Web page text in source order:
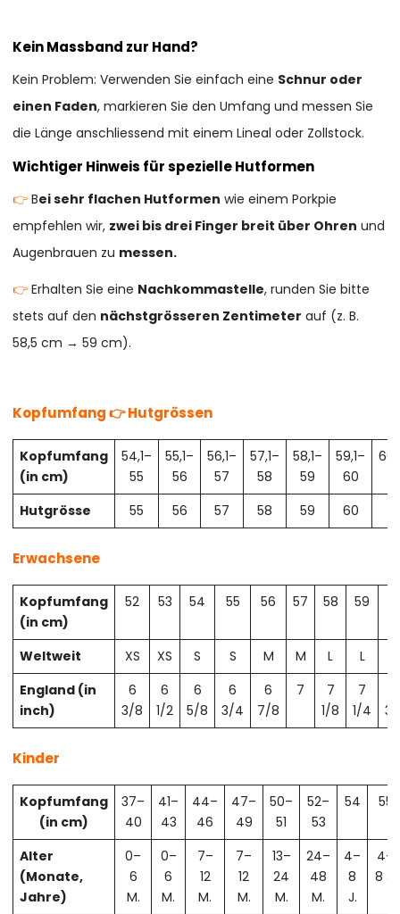
Kein Massband zur Hand?
Kein Problem: Verwenden Sie einfach eine Schnur oder
einen Faden, markieren Sie den Umfang und messen Sie
die Länge anschliessend mit einem Lineal oder Zollstock.
Wichtiger Hinweis für spezielle Hutformen
👉Bei sehr flachen Hutformen wie einem Porkpie
empfehlen wir, zwei bis drei Finger breit über Ohren und
Augenbrauen zu messen.
👉Erhalten Sie eine Nachkommastelle, runden Sie bitte
stets auf den nächstgrösseren Zentimeter auf (z. B.
58,5 cm → 59 cm).
Kopfumfang 👉 Hutgrössen
Kopfumfang
(in cm)
54,1–
55
55,1–
56
56,1–
57
57,1–
58
58,1–
59
59,1–
60
Hutgrösse
55 56 57 58 59 60
Erwachsene
Kopfumfang
(in cm)
52 53 54 55 56 57 58 59
Weltweit XS XS S S M M L L
England (in
inch)
6
3/8
6
1/2
6
5/8
6
3/4
6
7/8
7
7
1/8
7
1/4
Kinder
Kopfumfang
(in cm)
37–
40
41–
43
44–
46
47–
49
50–
51
52–
53
54 55
Alter
(Monate,
Jahre)
0–
6
M.
0–
6
M.
7–
12
M.
7–
12
M.
13–
24
M.
24–
48
M.
4–
8
J.
4–
8 J.